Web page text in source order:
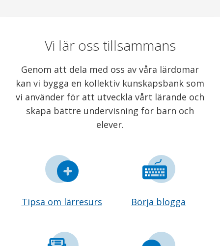
Vi lär oss tillsammans
Genom att dela med oss av våra lärdomar
kan vi bygga en kollektiv kunskapsbank som
vi använder för att utveckla vårt lärande och
skapa bättre undervisning för barn och
elever.
Tipsa om lärresurs Börja blogga